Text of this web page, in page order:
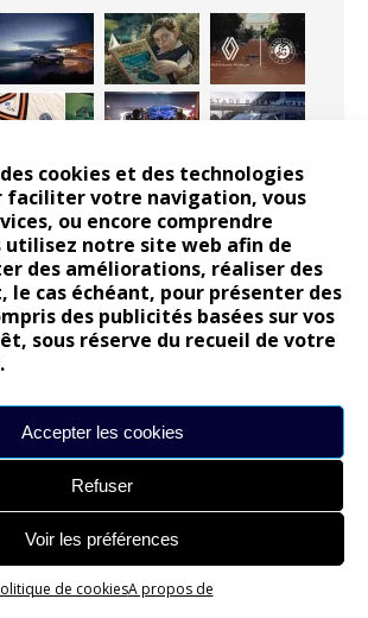
cookies et des technologies
faciliter votre navigation, vous
ou encore comprendre
utilisez notre site web afin de
des améliorations, réaliser des
cas échéant, pour présenter des
des publicités basées sur vos
sous réserve du recueil de votre
Accepter les cookies
Refuser
Voir les préférences
de cookiesA propos de
publications reprennent bientôt…
2026
N°8 : Oui, les français vont parfois trop
septembre 2025
juillet : nouveau film de marque pour
juillet 2025